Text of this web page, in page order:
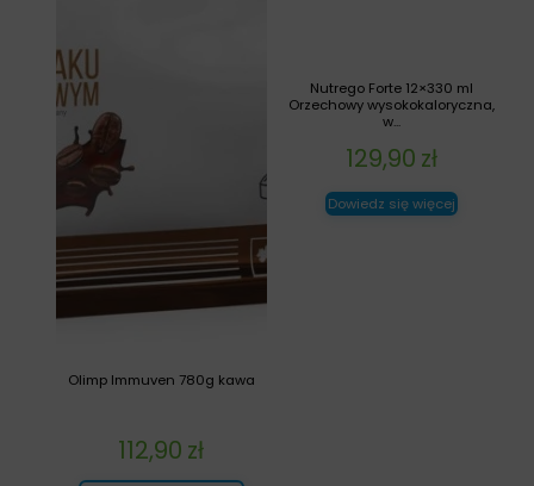
Nutrego Forte 12×330 ml
Orzechowy wysokokaloryczna,
w...
129,90 zł
Dowiedz się więcej
Olimp Immuven 780g kawa
112,90 zł